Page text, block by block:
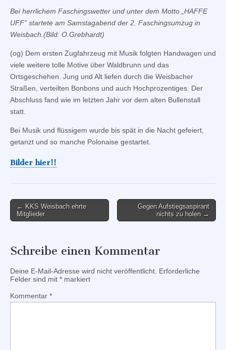
Bei herrlichem Faschingswetter und unter dem Motto „HAFFE
UFF” startete am Samstagabend der 2. Faschingsumzug in
Weisbach.(Bild: O.Grebhardt)
(og) Dem ersten Zugfahrzeug mit Musik folgten Handwagen und
viele weitere tolle Motive über Waldbrunn und das
Ortsgeschehen. Jung und Alt liefen durch die Weisbacher
Straßen , verteilten Bonbons und auch Hochprozentiges. Der
Abschluss fand wie im letzten Jahr vor dem alten Bullenstall
statt.
Bei Musik und flüssigem wurde bis spät in die Nacht gefeiert,
getanzt und so manche Polonaise gestartet.
Bilder hier!!
Post
navigation
← KKS Weisbach ehrte
Mitglieder
Gegen Aufstiegsaspirant
nichts zu holen →
Schreibe einen Kommentar
Deine E-Mail-Adresse wird nicht veröffentlicht. Erforderliche
Felder sind mit * markiert
Kommentar *